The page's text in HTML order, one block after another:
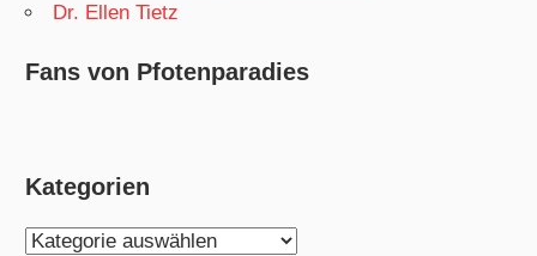
Dr. Ellen Tietz
Fans von Pfotenparadies
Kategorien
Kategorien